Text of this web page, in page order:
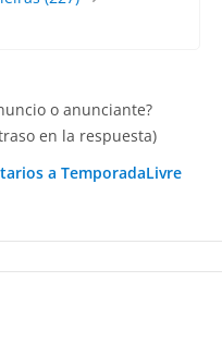
o anunciante?
en la respuesta)
a TemporadaLivre